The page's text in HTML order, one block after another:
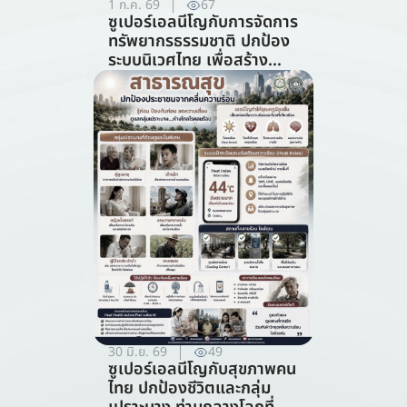
1 ก.ค. 69 67
ซูเปอร์เอลนีโญกับการจัดการ
ทรัพยากรธรรมชาติ ปกป้อง
ระบบนิเวศไทย เพื่อสร้าง
ภูมิคุ้มกันต่อวิกฤตภูมิอากาศ
(สาขาการจัดการ
ทรัพยากรธรรมชาติ)
30 มิ.ย. 69 49
ซูเปอร์เอลนีโญกับสุขภาพคน
ไทย ปกป้องชีวิตและกลุ่ม